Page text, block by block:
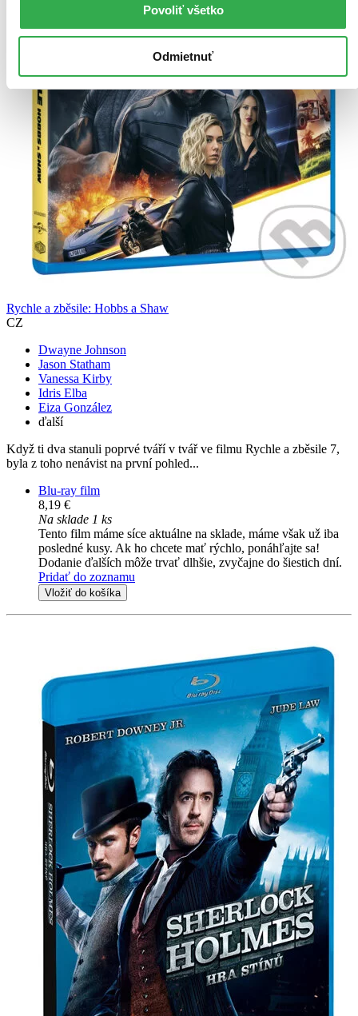
Povoliť všetko
Odmietnuť
Rychle a zběsile: Hobbs a Shaw
CZ
Dwayne Johnson
Jason Statham
Vanessa Kirby
Idris Elba
Eiza González
ďalší
Když ti dva stanuli poprvé tváří v tvář ve filmu Rychle a zběsile 7,
byla z toho nenávist na první pohled...
Blu-ray film
8,19 €
Na sklade 1 ks
Tento film máme síce aktuálne na sklade, máme však už iba
posledné kusy. Ak ho chcete mať rýchlo, ponáhľajte sa!
Dodanie ďalších môže trvať dlhšie, zvyčajne do šiestich dní.
Pridať do zoznamu
Vložiť do košíka